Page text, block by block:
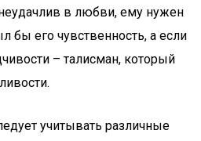
в любви, ему нужен
бы его чувственность, а если
– талисман, который
учитывать различные